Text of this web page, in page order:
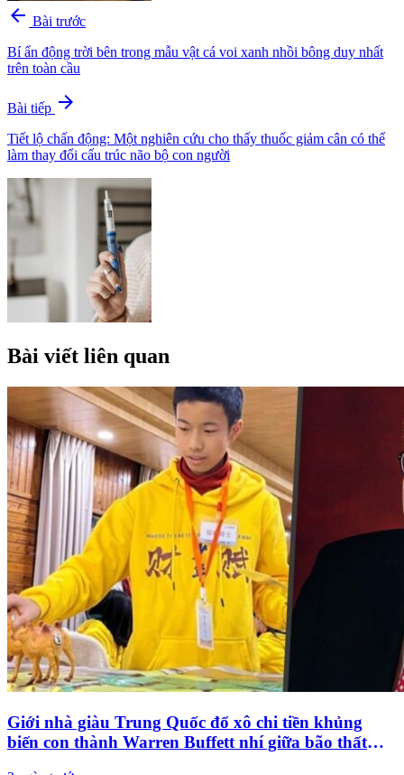
arrow_back Bài trước
Bí ẩn động trời bên trong mẫu vật cá voi xanh nhồi bông duy nhất
trên toàn cầu
Bài tiếp arrow_forward
Tiết lộ chấn động: Một nghiên cứu cho thấy thuốc giảm cân có thể
làm thay đổi cấu trúc não bộ con người
Bài viết liên quan
Giới nhà giàu Trung Quốc đổ xô chi tiền khủng
biến con thành Warren Buffett nhí giữa bão thất